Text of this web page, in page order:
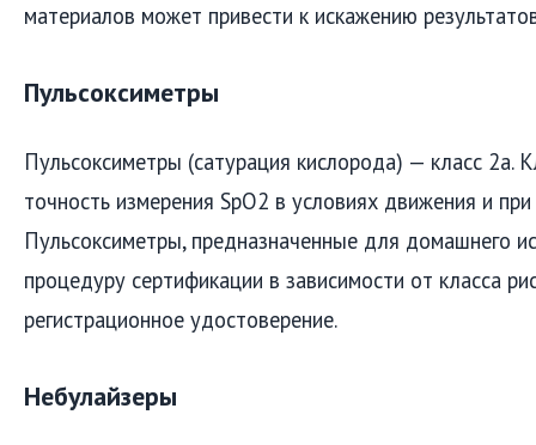
материалов может привести к искажению
Пульсоксиметры
Пульсоксиметры (сатурация кислорода) — класс 2а.
точность измерения SpO2 в условиях движения и
Пульсоксиметры, предназначенные для домашнего
процедуру сертификации в зависимости от класса
регистрационное удостоверение.
Небулайзеры